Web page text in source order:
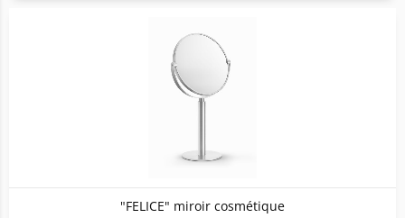
"FELICE" miroir cosmétique